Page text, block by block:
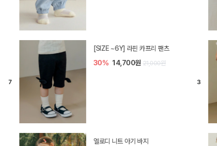
[SIZE ~6Y] 라핀 카프리 팬츠
30% 14,700원 21,000원
엘로디 니트 아기 바지